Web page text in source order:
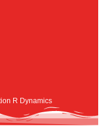
R Dynamics